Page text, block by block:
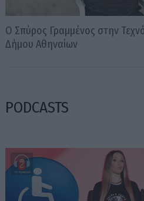
Ο Σπύρος Γραμμένος στην
Δήμου Αθηναίων
PODCASTS